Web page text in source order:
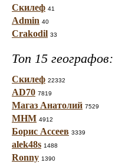
Скилеф 41
Admin 40
Crakodil 33
Топ 15 географов:
Скилеф 22332
AD70 7819
Магаз Анатолий 7529
МНМ 4912
Борис Ассеев 3339
alek48s 1488
Ronny 1390